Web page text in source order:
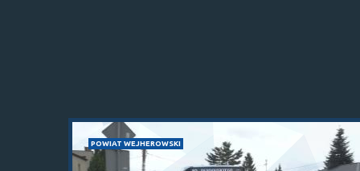
POWIAT WEJHEROWSKI